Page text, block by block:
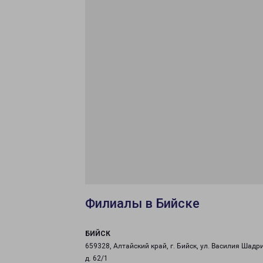
Филиалы в Бийске
БИЙСК
659328, Алтайский край, г. Бийск, ул. Василия
д. 62/1